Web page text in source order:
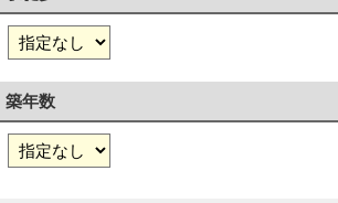
築年数